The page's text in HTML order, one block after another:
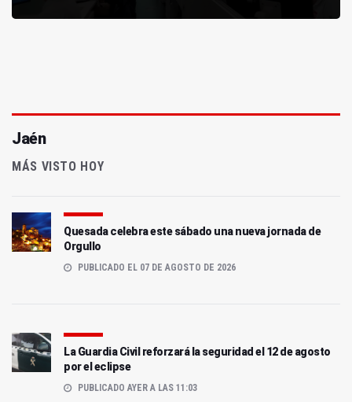
Jaén
MÁS VISTO HOY
Quesada celebra este sábado una nueva jornada de
Orgullo
PUBLICADO EL 07 DE AGOSTO DE 2026
La Guardia Civil reforzará la seguridad el 12 de agosto
por el eclipse
PUBLICADO AYER A LAS 11:03